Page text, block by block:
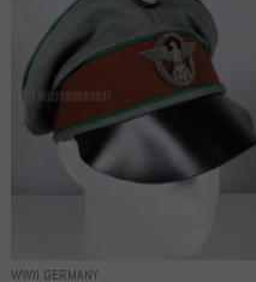
WWII GERMANY